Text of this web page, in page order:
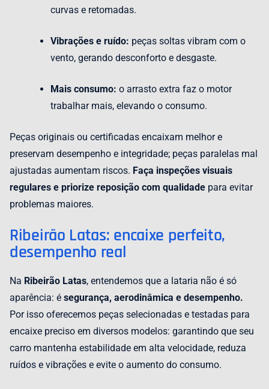
curvas e retomadas.
Vibrações e ruído: peças soltas vibram com o
vento, gerando desconforto e desgaste.
Mais consumo: o arrasto extra faz o motor
trabalhar mais, elevando o consumo.
Peças originais ou certificadas encaixam melhor e
preservam desempenho e integridade; peças paralelas mal
ajustadas aumentam riscos. Faça inspeções visuais
regulares e priorize reposição com qualidade para evitar
problemas maiores.
Ribeirão Latas: encaixe perfeito,
desempenho real
Na Ribeirão Latas, entendemos que a lataria não é só
aparência: é segurança, aerodinâmica e desempenho.
Por isso oferecemos peças selecionadas e testadas para
encaixe preciso em diversos modelos: garantindo que seu
carro mantenha estabilidade em alta velocidade, reduza
ruídos e vibrações e evite o aumento do consumo.